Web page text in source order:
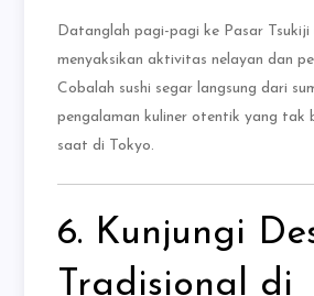
Datanglah pagi-pagi ke Pasar Tsukiji
menyaksikan aktivitas nelayan dan
Cobalah sushi segar langsung dari
pengalaman kuliner otentik yang tak
saat di Tokyo.
6. Kunjungi
Tradisional di